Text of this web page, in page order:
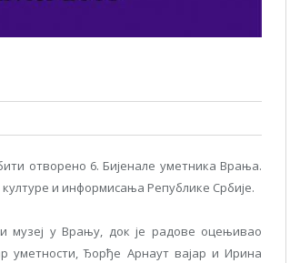
отворено 6. Бијенале уметника Врања.
и информисања Републике Србије.
музеј у Врању, док је радове оцењивао
уметности, Ђорђе Арнаут вајар и Ирина